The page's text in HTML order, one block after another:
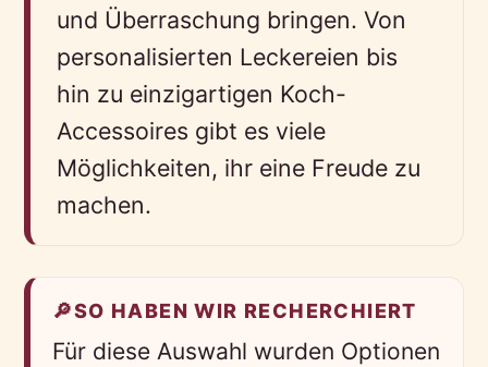
und Überraschung bringen. Von
personalisierten Leckereien bis
hin zu einzigartigen Koch-
Accessoires gibt es viele
Möglichkeiten, ihr eine Freude zu
machen.
🔎SO HABEN WIR RECHERCHIERT
Für diese Auswahl wurden Optionen